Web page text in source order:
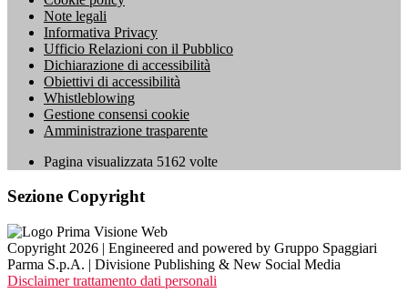
Note legali
Informativa Privacy
Ufficio Relazioni con il Pubblico
Dichiarazione di accessibilità
Obiettivi di accessibilità
Whistleblowing
Gestione consensi cookie
Amministrazione trasparente
Pagina visualizzata 5162 volte
Sezione Copyright
Copyright 2026 | Engineered and powered by Gruppo Spaggiari
Parma S.p.A. | Divisione Publishing & New Social Media
Disclaimer trattamento dati personali